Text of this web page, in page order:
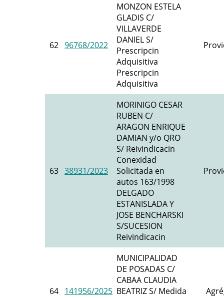
62 96768/2022
MONZON ESTELA
GLADIS C/
VILLAVERDE
DANIEL S/
Prescripcin
Adquisitiva
Prescripcin
Adquisitiva
63 38931/2023
MORINIGO CESAR
RUBEN C/
ARAGON ENRIQUE
DAMIAN y/o QRO
S/ Reivindicacin
Conexidad
Solicitada en
autos 163/1998
DELGADO
ESTANISLADA Y
JOSE BENCHARSKI
S/SUCESION
Reivindicacin
64 141956/2025
MUNICIPALIDAD
DE POSADAS C/
CABAA CLAUDIA
BEATRIZ S/ Medida